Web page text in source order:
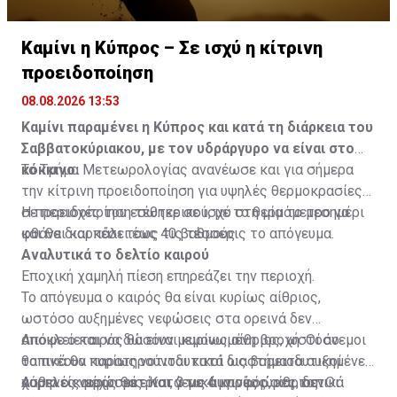
Καμίνι η Κύπρος – Σε ισχύ η κίτρινη
προειδοποίηση
08.08.2026 13:53
Καμίνι παραμένει η Κύπρος και κατά τη διάρκεια του
Σαββατοκύριακου, με τον υδράργυρο να είναι στο
κόκκινο.
Το Τμήμα Μετεωρολογίας ανανέωσε και για σήμερα
την κίτρινη προειδοποίηση για υψηλές θερμοκρασίες
σε περιοχές του εσωτερικού, με το θερμόμετρο να
φθάνει και πάλι τους 40 βαθμούς.
Η προειδοποίηση τέθηκε σε ισχύ στη μία το μεσημέρι
και θα διαρκέσει έως τις τέσσερις το απόγευμα.
Αναλυτικά το δελτίο καιρού
Εποχική χαμηλή πίεση επηρεάζει την περιοχή.
Το απόγευμα ο καιρός θα είναι κυρίως αίθριος,
ωστόσο αυξημένες νεφώσεις στα ορεινά δεν
αποκλείεται να δώσουν μεμονωμένη βροχή. Οι άνεμοι
θα πνέουν κυρίως νοτιοδυτικοί ως βορειοδυτικοί
ασθενείς μέχρι μέτριοι, 3 με 4 μποφόρ, και τοπικά
Απόψε ο καιρός θα είναι κυρίως αίθριος, ωστόσο
τοπικά θα παρατηρούνται κατά διαστήματα αυξημένες
χαμηλές νεφώσεις. Κατά τις αυγινές ώρες, δεν
Αύριο ο καιρός θα είναι γενικά κυρίως αίθριος. Οι